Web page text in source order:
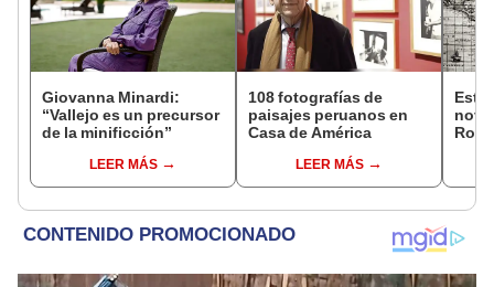
Giovanna Minardi:
“Vallejo es un precursor
de la minificción”
LEER MÁS
108 fotografías de
paisajes peruanos en
Casa de América
LEER MÁS